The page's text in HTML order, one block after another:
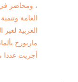
، ومحاضر في
العربية
ماربورج بألمانيا في
أجريت عددا